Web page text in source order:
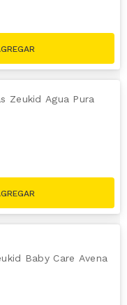
Zeukid Agua Pura
Baby Care Avena